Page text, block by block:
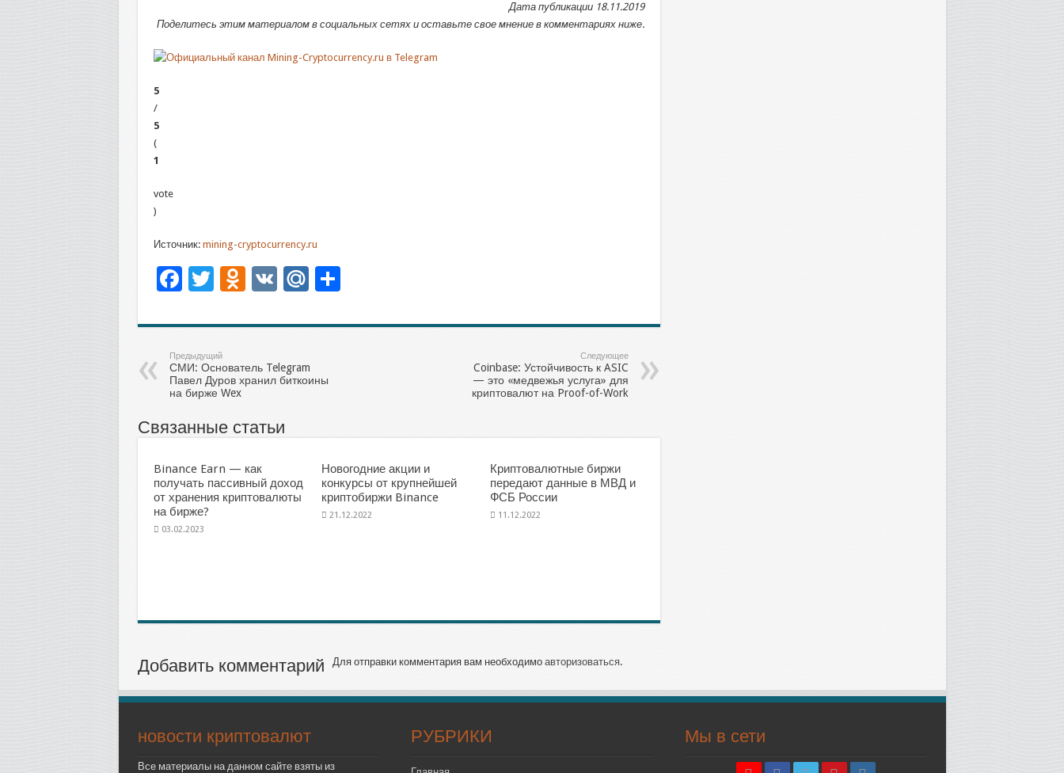
Дата публикации 18.11.2019
Поделитесь этим материалом в социальных сетях и оставьте свое мнение в комментариях ниже.
5
/
5
(
1
vote
)
Источник:mining-cryptocurrency.ru
Facebook
Twitter
Odnoklassniki
VKMail.Ru
Отправить
Предыдущий
СМИ: Основатель Telegram
Павел Дуров хранил биткоины
на бирже Wex
Следующее
Coinbase: Устойчивость к ASIC
— это «медвежья услуга» для
криптовалют на Proof-of-Work
Связанные статьи
Binance Earn — как
получать пассивный доход
от хранения криптовалюты
на бирже?
03.02.2023
Новогодние акции и
конкурсы от крупнейшей
криптобиржи Binance
21.12.2022
Криптовалютные биржи
передают данные в МВД и
ФСБ России
11.12.2022
Добавить комментарий Для отправки комментария вам необходимо авторизоваться.
новости криптовалют
Все материалы на данном сайте взяты из
РУБРИКИ Мы в сети